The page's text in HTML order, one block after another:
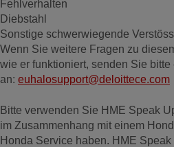
Fehlverhalten
Diebstahl
Sonstige schwerwiegende
Wenn Sie weitere Fragen zu
wie er funktioniert, senden Sie bitte
an: euhalosupport@deloittece.com
Bitte verwenden Sie HME Speak
im Zusammenhang mit einem
Honda Service haben. HME